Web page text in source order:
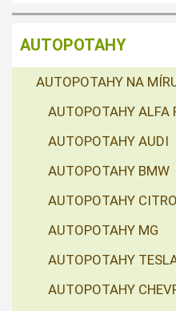
AUTOPOTAHY
AUTOPOTAHY NA
AUTOPOTAHY ALFA
AUTOPOTAHY AUDI
AUTOPOTAHY BMW
AUTOPOTAHY
AUTOPOTAHY MG
AUTOPOTAHY
AUTOPOTAHY